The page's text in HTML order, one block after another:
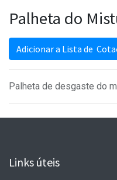
Palheta do
Adicionar a Lista de
Palheta de desgaste do
Links úteis